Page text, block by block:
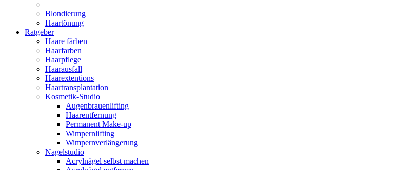
Blondierung
Haartönung
Ratgeber
Haare färben
Haarfarben
Haarpflege
Haarausfall
Haarextentions
Haartransplantation
Kosmetik-Studio
Augenbrauenlifting
Haarentfernung
Permanent Make-up
Wimpernlifting
Wimpernverlängerung
Nagelstudio
Acrylnägel selbst machen